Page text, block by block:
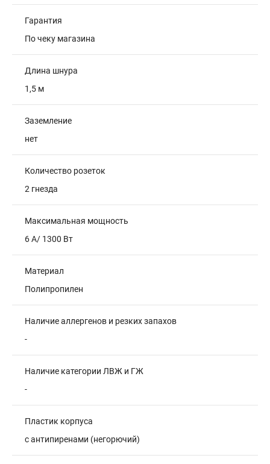
Гарантия
По чеку магазина
Длина шнура
1,5 м
Заземление
нет
Количество розеток
2 гнезда
Максимальная мощность
6 A/ 1300 Вт
Материал
Полипропилен
Наличие аллергенов и резких запахов
-
Наличие категории ЛВЖ и ГЖ
-
Пластик корпуса
с антипиренами (негорючий)